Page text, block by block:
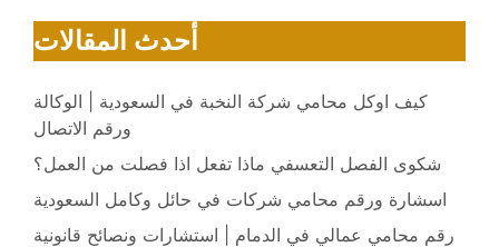
أحدث المقالات
كيف اوكل محامي شركة النخبة في السعودية | الوكالة
ورقم الاتصال
شكوى الفصل التعسفي ماذا تفعل اذا فصلت من العمل؟
اسشارة ورقم محامي شركات في حائل وكامل السعودية
رقم محامي عمالي في الدمام | استشارات ونصائح قانونية